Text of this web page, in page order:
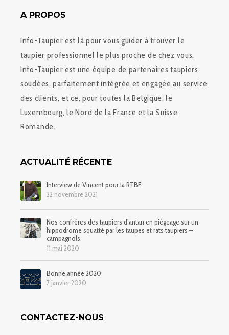
A PROPOS
Info-Taupier est là pour vous guider à trouver le
taupier professionnel le plus proche de chez vous.
Info-Taupier est une équipe de partenaires taupiers
soudées, parfaitement intégrée et engagée au service
des clients, et ce, pour toutes la Belgique, le
Luxembourg, le Nord de la France et la Suisse
Romande.
ACTUALITÉ RÉCENTE
Interview de Vincent pour la RTBF
22 novembre 2021
Nos confrères des taupiers d’antan en piégeage sur un
hippodrome squatté par les taupes et rats taupiers –
campagnols.
11 mai 2020
Bonne année 2020
7 janvier 2020
CONTACTEZ-NOUS